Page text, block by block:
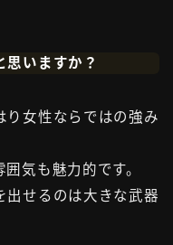
思いますか？
り女性ならではの強み
気も魅力的です。
出せるのは大きな武器